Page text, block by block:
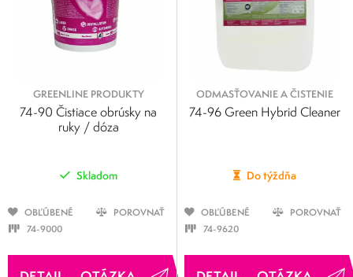
GREENLINE PRODUKTY
74-90 Čistiace obrúsky na
ruky / dóza
Skladom
OBĽÚBENÉ
POROVNAŤ
74-9000
ODMASŤOVANIE A ČISTENIE
74-96 Green Hybrid Cleaner
Do týždňa
OBĽÚBENÉ
POROVNAŤ
74-9620